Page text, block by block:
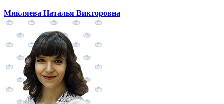
Микляева Наталья Викторовна